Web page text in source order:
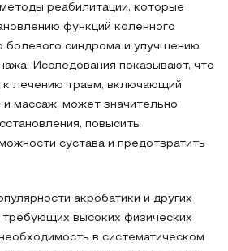
реабилитации, которые
функций коленного
болевого синдрома и улучшению
Исследования показывают, что
к лечению травм, включающий
массаж, может значительно
повысить
сустава и предотвратить
акробатики и других
требующих высоких физических
в систематическом